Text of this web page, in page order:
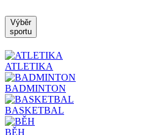
Výběr
sportu
ATLETIKA
BADMINTON
BASKETBAL
BĚH